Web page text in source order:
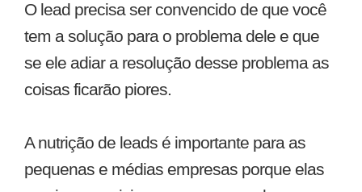
O lead precisa ser convencido de que você
tem a solução para o problema dele e que
se ele adiar a resolução desse problema as
coisas ficarão piores.
A nutrição de leads é importante para as
pequenas e médias empresas porque elas